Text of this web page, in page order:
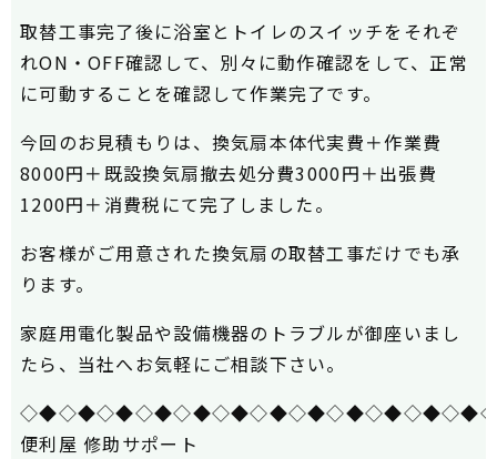
取替工事完了後に浴室とトイレのスイッチをそれぞ
れON・OFF確認して、別々に動作確認をして、正常
に可動することを確認して作業完了です。
今回のお見積もりは、換気扇本体代実費＋作業費
8000円＋既設換気扇撤去処分費3000円＋出張費
1200円＋消費税にて完了しました。
お客様がご用意された換気扇の取替工事だけでも承
ります。
家庭用電化製品や設備機器のトラブルが御座いまし
たら、当社へお気軽にご相談下さい。
便利屋 修助サポート